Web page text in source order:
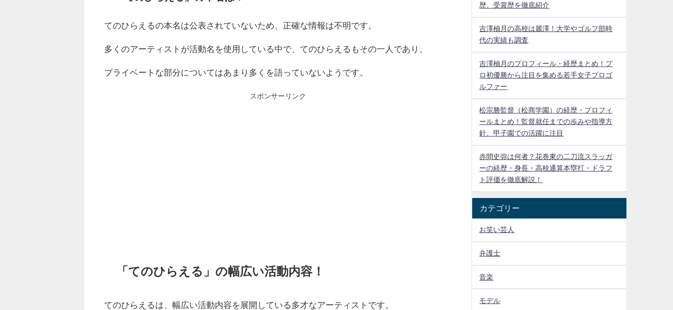
てのひらえるの本名は公表されていないため、正確な情報は不明です。
多くのアーティストが活動名を使用している中で、てのひらえるもその一人であり、
プライベートな部分についてはあまり多くを語っていないようです。
スポンサーリンク
「てのひらえる」の幅広い活動内容！
てのひらえるは、幅広い活動内容を展開している多才なアーティストです。
歴、受賞歴を徹底紹介
吉澤柚月の高校は麗澤！大学やゴルフ部時
代の実績も調査
吉澤柚月のプロフィール・経歴まとめ！プ
ロ初優勝から注目を集める若手女子プロゴ
ルファー
松宗勝監督（松商学園）の経歴・プロフィ
ールまとめ！監督就任までの歩みや指導方
針、甲子園での活躍に注目
赤間史弥は何者？花巻東の二刀流スラッガ
ーの経歴・身長・高校通算本塁打・ドラフ
ト評価を徹底解説！
カテゴリー
お笑い芸人
弁護士
音楽
モデル